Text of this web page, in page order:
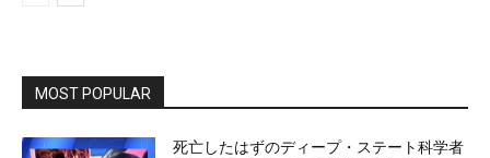
MOST POPULAR
死亡したはずのディープ・ステート科学者